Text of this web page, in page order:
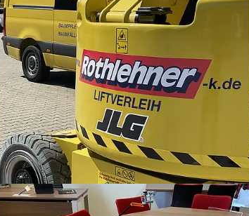
larger version